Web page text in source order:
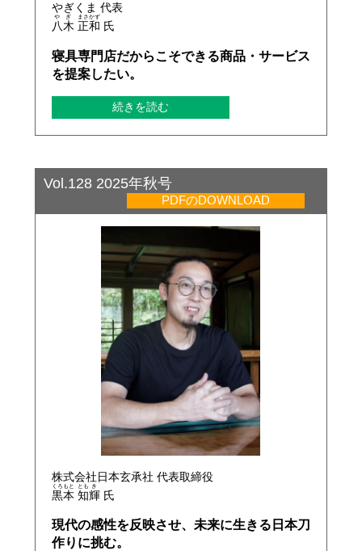
やぎくま 代表
八
や
木
ぎ
正
まさ
和
かず
氏
寝具専門店だからこそできる商品・サービス
を提案したい。
続きを読む
Vol.128 2025年秋号
PDFのDOWNLOAD
株式会社日本玄承社 代表取締役
黒
くろ
本
もと
知
とも
輝
き
氏
現代の感性を反映させ、未来に生きる日本刀
作りに挑む。